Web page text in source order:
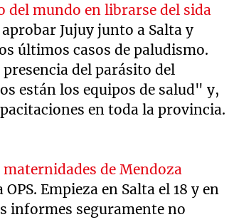
del mundo en librarse del sida
Jujuy junto a Salta y
últimos casos de paludismo.
del parásito del
están los equipos de salud" y,
en toda la provincia.
de Mendoza
Empieza en Salta el 18 y en
informes seguramente no